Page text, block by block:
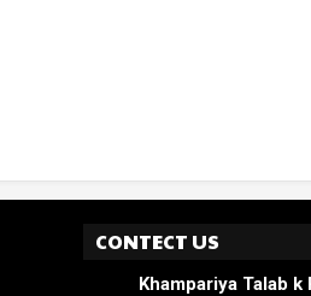
CONTECT US
Khampariya Talab k